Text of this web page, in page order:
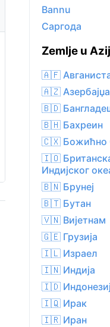
Bannu
Саргода
Zemlje u
🇦🇫
🇦🇿
🇧🇩
🇧🇭 Бахреин
🇨🇽 Божићно
🇮🇴
Индијског
🇧🇳 Брунеј
🇧🇹 Бутан
🇻🇳 Вијетнам
🇬🇪 Грузија
🇮🇱 Израел
🇮🇳 Индија
🇮🇩
🇮🇶 Ирак
🇮🇷 Иран